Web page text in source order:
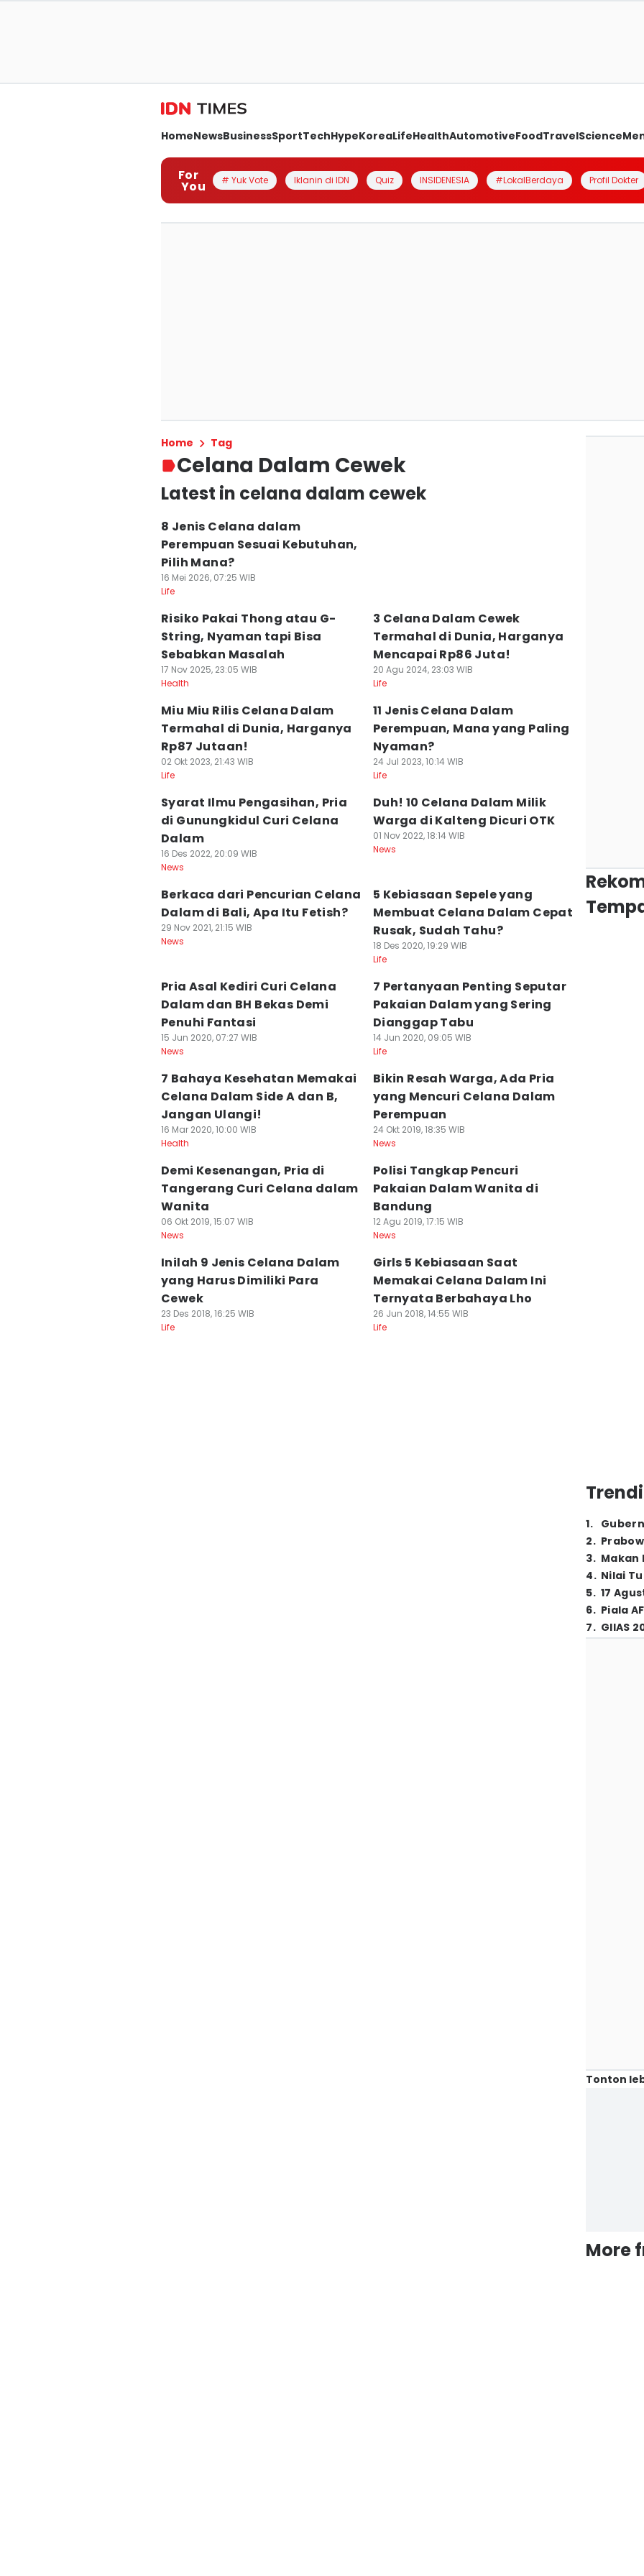
HomeNewsBusinessSportTechHypeKoreaLifeHealthAutomotiveFoodTravelScience
For
You # Yuk Vote Iklanin di IDN Quiz INSIDENESIA #LokalBerdaya Profil Dokter
Home Tag
Celana Dalam Cewek
Latest in celana dalam cewek
8 Jenis Celana dalam
Perempuan Sesuai Kebutuhan,
Pilih Mana?
16 Mei 2026, 07:25 WIB
Life
Risiko Pakai Thong atau G-
String, Nyaman tapi Bisa
Sebabkan Masalah
17 Nov 2025, 23:05 WIB
Health
3 Celana Dalam Cewek
Termahal di Dunia, Harganya
Mencapai Rp86 Juta!
20 Agu 2024, 23:03 WIB
Life
Miu Miu Rilis Celana Dalam
Termahal di Dunia, Harganya
Rp87 Jutaan!
02 Okt 2023, 21:43 WIB
Life
11 Jenis Celana Dalam
Perempuan, Mana yang Paling
Nyaman?
24 Jul 2023, 10:14 WIB
Life
Syarat Ilmu Pengasihan, Pria
di Gunungkidul Curi Celana
Dalam
16 Des 2022, 20:09 WIB
News
Duh! 10 Celana Dalam Milik
Warga di Kalteng Dicuri OTK
01 Nov 2022, 18:14 WIB
News
Berkaca dari Pencurian Celana
Dalam di Bali, Apa Itu Fetish?
29 Nov 2021, 21:15 WIB
News
5 Kebiasaan Sepele yang
Membuat Celana Dalam Cepat
Rusak, Sudah Tahu?
18 Des 2020, 19:29 WIB
Life
Pria Asal Kediri Curi Celana
Dalam dan BH Bekas Demi
Penuhi Fantasi
15 Jun 2020, 07:27 WIB
News
7 Pertanyaan Penting Seputar
Pakaian Dalam yang Sering
Dianggap Tabu
14 Jun 2020, 09:05 WIB
Life
7 Bahaya Kesehatan Memakai
Celana Dalam Side A dan B,
Jangan Ulangi!
16 Mar 2020, 10:00 WIB
Health
Bikin Resah Warga, Ada Pria
yang Mencuri Celana Dalam
Perempuan
24 Okt 2019, 18:35 WIB
News
Demi Kesenangan, Pria di
Tangerang Curi Celana dalam
Wanita
06 Okt 2019, 15:07 WIB
News
Polisi Tangkap Pencuri
Pakaian Dalam Wanita di
Bandung
12 Agu 2019, 17:15 WIB
News
Inilah 9 Jenis Celana Dalam
yang Harus Dimiliki Para
Cewek
23 Des 2018, 16:25 WIB
Life
Girls 5 Kebiasaan Saat
Memakai Celana Dalam Ini
Ternyata Berbahaya Lho
26 Jun 2018, 14:55 WIB
Life
1.
2.
3. Makan
4. Nilai
5. 17
6. Piala
7. GIIAS
Tonton
More